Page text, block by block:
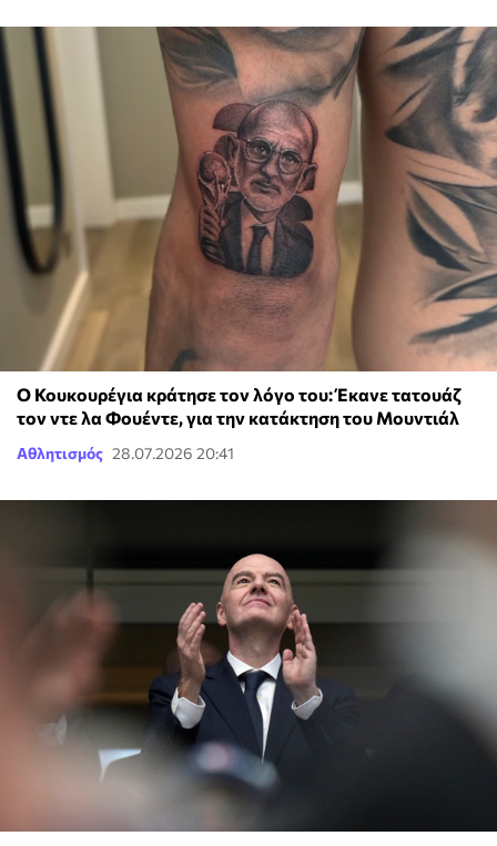
Ο Κουκουρέγια κράτησε τον λόγο του: Έκανε τατουάζ
τον ντε λα Φουέντε, για την κατάκτηση του Μουντιάλ
Αθλητισμός 28.07.2026 20:41